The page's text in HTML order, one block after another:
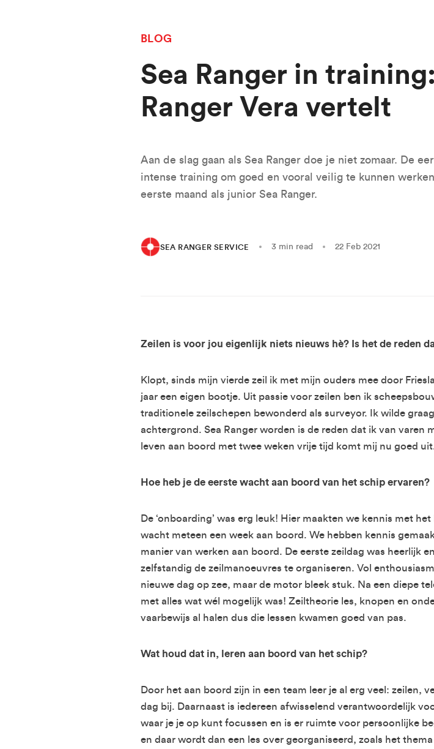
BLOG
Sea Ranger in
Ranger Vera vertelt
Aan de slag gaan als Sea Ranger doe je niet zomaar. De
intense training om goed en vooral veilig te kunnen
eerste maand als junior Sea Ranger.
SEA RANGER SERVICE 3 min read 22 Feb 2021
Zeilen is voor jou eigenlijk niets nieuws hè? Is het de reden
Klopt, sinds mijn vierde zeil ik met mijn ouders mee door
jaar een eigen bootje. Uit passie voor zeilen ben ik
traditionele zeilschepen bewonderd als surveyor. Ik wilde
achtergrond. Sea Ranger worden is de reden dat ik van varen
leven aan boord met twee weken vrije tijd komt mij nu goed
Hoe heb je de eerste wacht aan boord van het schip ervaren?
De ‘onboarding’ was erg leuk! Hier maakten we kennis met
wacht meteen een week aan boord. We hebben kennis
manier van werken aan boord. De eerste zeildag was heerlijk
zelfstandig de zeilmanoeuvres te organiseren. Vol
nieuwe dag op zee, maar de motor bleek stuk. Na een diepe
met alles wat wél mogelijk was! Zeiltheorie les, knopen en
vaarbewijs al halen dus die lessen kwamen goed van pas.
Wat houd dat in, leren aan boord van het schip?
Door het aan boord zijn in een team leer je al erg veel: zeilen,
dag bij. Daarnaast is iedereen afwisselend verantwoordelijk
waar je je op kunt focussen en is er ruimte voor persoonlijke
en daar wordt dan een les over georganiseerd, zoals het